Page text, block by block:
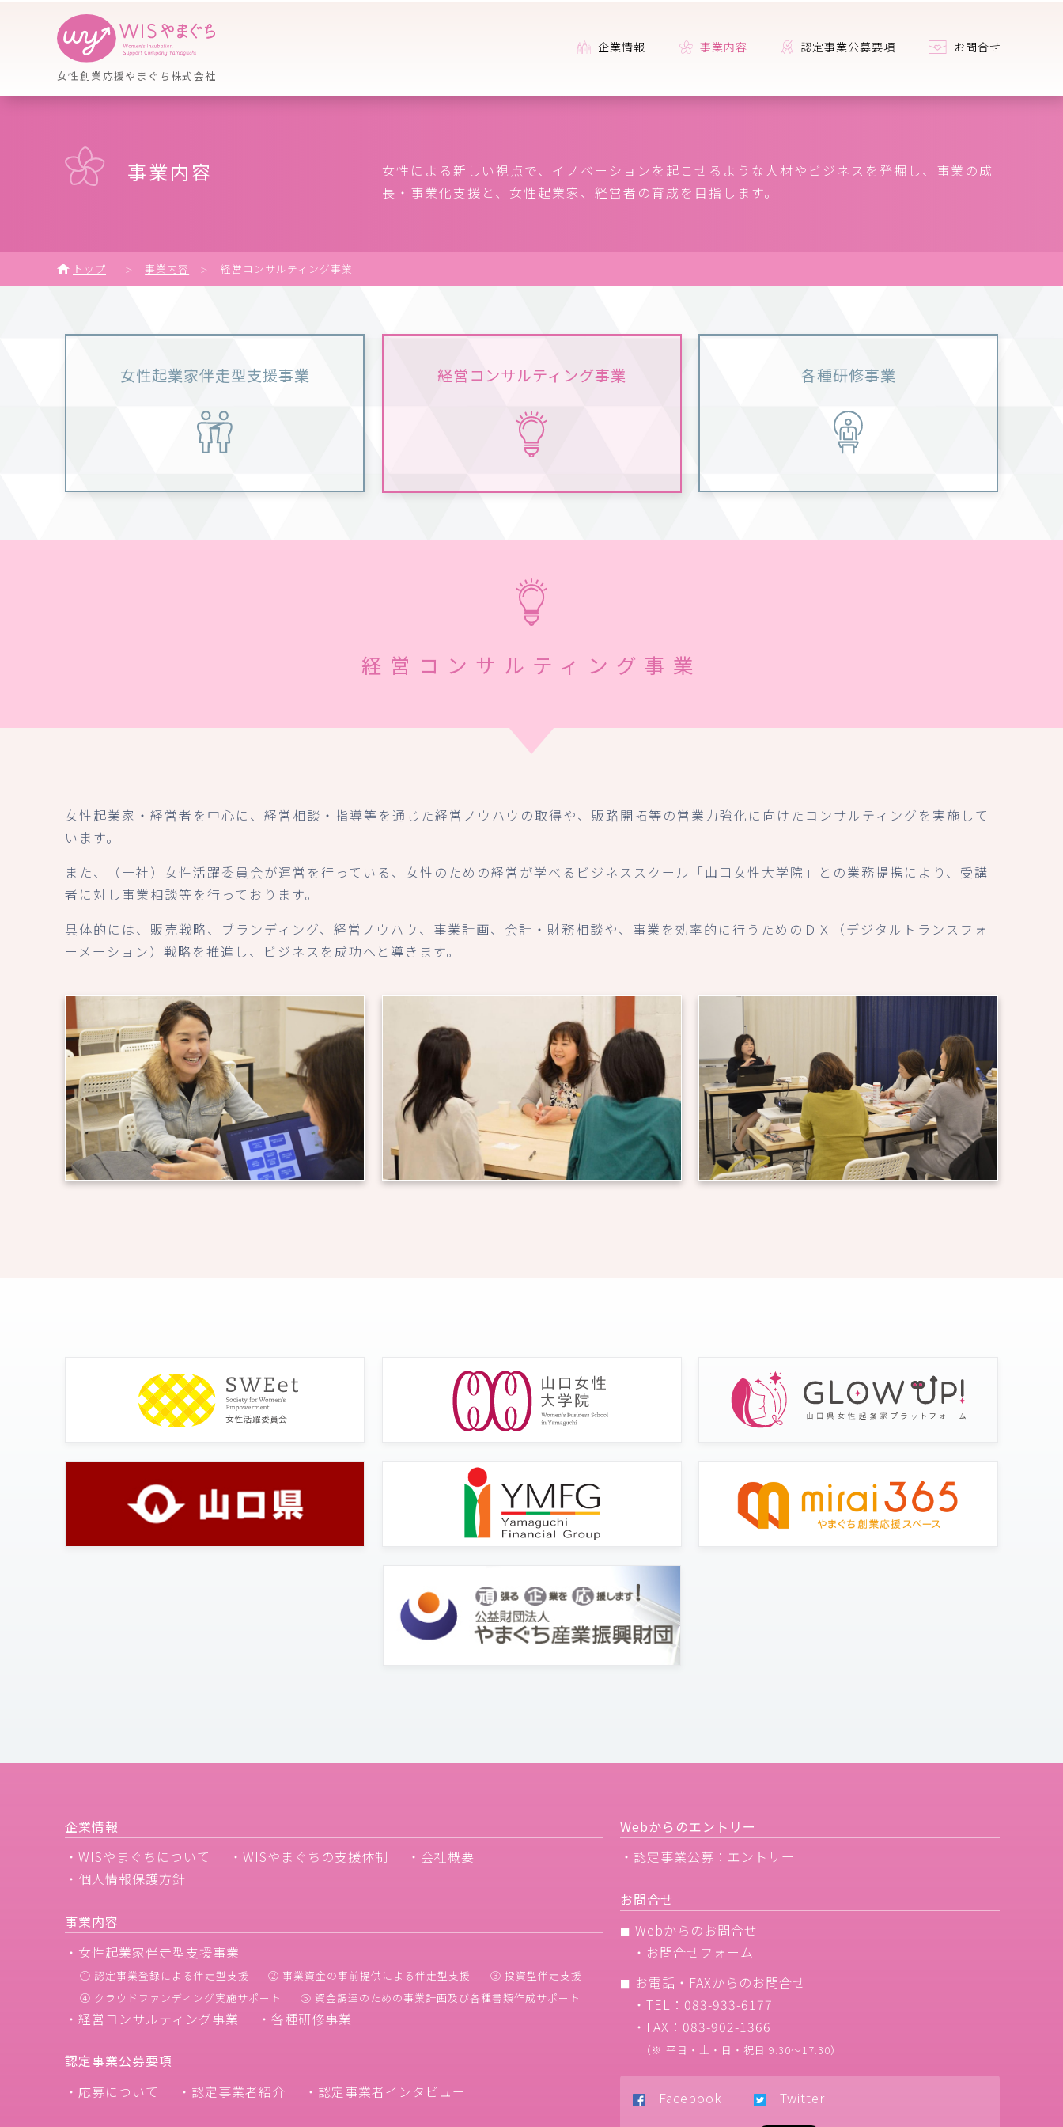
女性創業応援やまぐち株式会社
企業情報 事業内容 認定事業公募要項 お問合せ
事業内容
女性による新しい視点で、イノベーションを起こせるような人材やビジネスを発掘し、事業の成
長・事業化支援と、女性起業家、経営者の育成を目指します。
トップ ＞ 事業内容 ＞ 経営コンサルティング事業
女性起業家伴走型支援事業 経営コンサルティング事業 各種研修事業
経営コンサルティング事業
女性起業家・経営者を中心に、経営相談・指導等を通じた経営ノウハウの取得や、販路開拓等の営業力強化に向けたコンサルティングを実施して
います。
また、（一社）女性活躍委員会が運営を行っている、女性のための経営が学べるビジネススクール「山口女性大学院」との業務提携により、受講
者に対し事業相談等を行っております。
具体的には、販売戦略、ブランディング、経営ノウハウ、事業計画、会計・財務相談や、事業を効率的に行うためのＤＸ（デジタルトランスフォ
ーメーション）戦略を推進し、ビジネスを成功へと導きます。
企業情報
・WISやまぐちについて
・WISやまぐちの支援体制
・会社概要
・個人情報保護方針
事業内容
・女性起業家伴走型支援事業
① 認定事業登録による伴走型支援 ② 事業資金の事前提供による伴走型支援
③ 投資型伴走支援
④ クラウドファンディング実施サポート
⑤ 資金調達のための事業計画及び各種書類作成サポート
・経営コンサルティング事業 ・各種研修事業
認定事業公募要項
・応募について
・認定事業者紹介 ・認定事業者インタビュー
Webからのエントリー
・認定事業公募：エントリー
お問合せ
■ Webからのお問合せ
・ お問合せフォーム
■ お電話・FAXからのお問合せ
・TEL：083-933-6177
・FAX：083-902-1366
（※ 平日・土・日・祝日 9:30〜17:30）
Facebook Twitter